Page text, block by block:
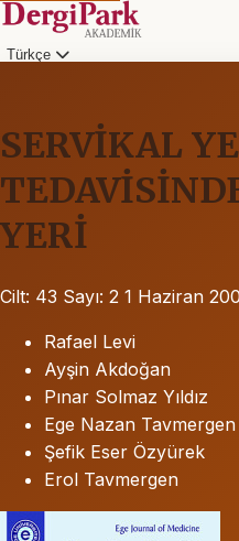
Türkçe
SERVİKAL
YERİ
Cilt: 43 Sayı: 2 1 Haziran
Rafael Levi
Ayşin Akdoğan
Pınar Solmaz Yıldız
Ege Nazan
Şefik Eser Özyürek
Erol Tavmergen